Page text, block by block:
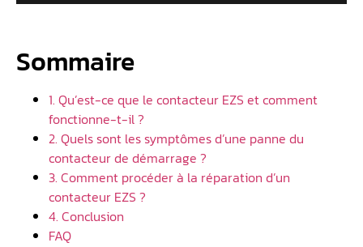
Sommaire
1. Qu’est-ce que le contacteur EZS et comment
fonctionne-t-il ?
2. Quels sont les symptômes d’une panne du
contacteur de démarrage ?
3. Comment procéder à la réparation d’un
contacteur EZS ?
4. Conclusion
FAQ